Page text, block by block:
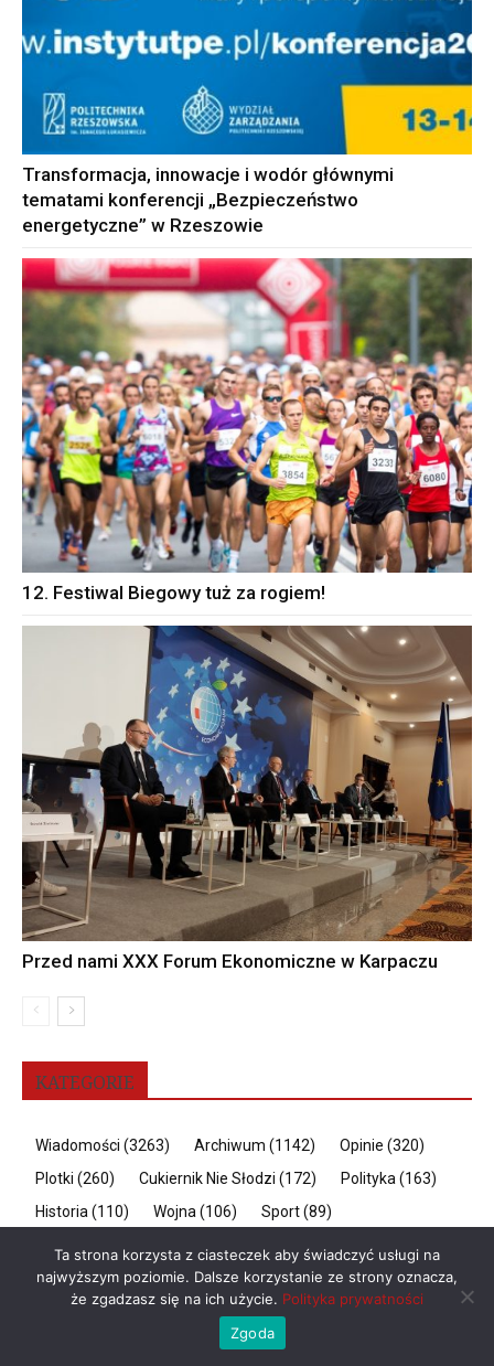
Transformacja, innowacje i wodór głównymi
tematami konferencji „Bezpieczeństwo
energetyczne” w Rzeszowie
12. Festiwal Biegowy tuż za rogiem!
Przed nami XXX Forum Ekonomiczne w Karpaczu
KATEGORIE
Wiadomości (3263) Archiwum (1142) Opinie (320)
Plotki (260) Cukiernik Nie Słodzi (172) Polityka (163)
Historia (110) Wojna (106) Sport(89)
Gospodarka
Zdrowie(69) Felietony(57) Zdaniem Prawnika(56)
Popularne
Motoryzacja Słowem Poety
Okiem Księdza
Ta strona korzysta z ciasteczek aby świadczyć usługi na
najwyższym poziomie. Dalsze korzystanie ze strony oznacza,
że zgadzasz się na ich użycie. Polityka prywatności
Zgoda